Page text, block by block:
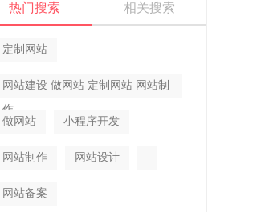
热门搜索 相关搜索
定制网站
网站建设 做网站 定制网站 网站制
作
做网站
小程序开发
网站制作 网站设计
网站备案